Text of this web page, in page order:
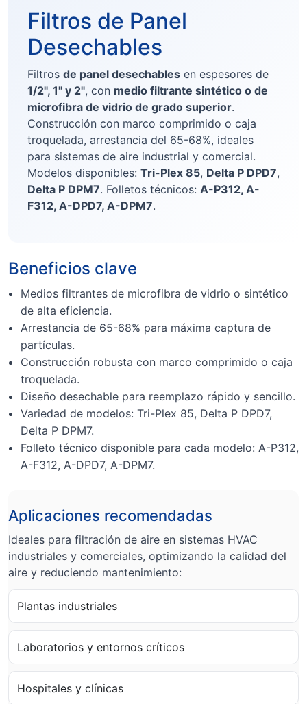
Filtros de Panel
Desechables
Filtros de panel desechables en espesores de
1/2", 1" y 2", con medio filtrante sintético o de
microfibra de vidrio de grado superior.
Construcción con marco comprimido o caja
troquelada, arrestancia del 65-68%, ideales
para sistemas de aire industrial y comercial.
Modelos disponibles: Tri-Plex 85, Delta P DPD7,
Delta P DPM7. Folletos técnicos: A-P312, A-
F312, A-DPD7, A-DPM7.
Beneficios clave
Medios filtrantes de microfibra de vidrio o sintético
de alta eficiencia.
Arrestancia de 65-68% para máxima captura de
partículas.
Construcción robusta con marco comprimido o caja
troquelada.
Diseño desechable para reemplazo rápido y sencillo.
Variedad de modelos: Tri-Plex 85, Delta P DPD7,
Delta P DPM7.
Folleto técnico disponible para cada modelo: A-P312,
A-F312, A-DPD7, A-DPM7.
Aplicaciones recomendadas
Ideales para filtración de aire en sistemas HVAC
industriales y comerciales, optimizando la calidad del
aire y reduciendo mantenimiento:
Plantas industriales
Laboratorios y entornos críticos
Hospitales y clínicas